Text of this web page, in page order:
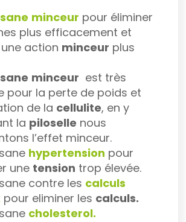
minceur pour éliminer
plus efficacement et
action minceur plus
minceur est très
pour la perte de poids et
de la cellulite, en y
la piloselle nous
l’effet minceur.
hypertension pour
une tension trop élevée.
contre les calculs
pour eliminer les calculs.
cholesterol.